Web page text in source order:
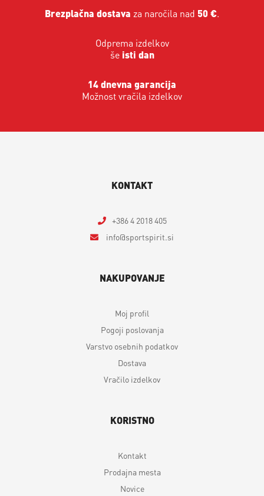
Brezplačna dostava za naročila nad 50 €.
Odprema izdelkov
še isti dan
14 dnevna garancija
Možnost vračila izdelkov
KONTAKT
+386 4 2018 405
info
sportspirit.si
NAKUPOVANJE
Moj profil
Pogoji poslovanja
Varstvo osebnih podatkov
Dostava
Vračilo izdelkov
KORISTNO
Kontakt
Prodajna mesta
Novice